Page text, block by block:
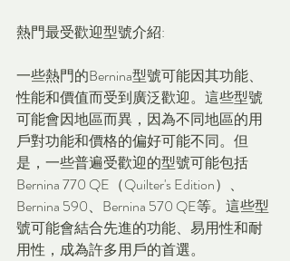
熱門最受歡迎型號介紹:
一些熱門的Bernina型號可能因其功能、
性能和價值而受到廣泛歡迎。這些型號
可能會因地區而異，因為不同地區的用
戶對功能和價格的偏好可能不同。但
是，一些普遍受歡迎的型號可能包括
Bernina 770 QE（Quilter's Edition）、
Bernina 590、Bernina 570 QE等。這些型
號可能會結合先進的功能、易用性和耐
用性，成為許多用戶的首選。